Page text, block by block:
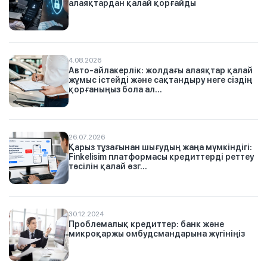
алаяқтардан қалай қорғайды
4.08.2026
Авто-айлакерлік: жолдағы алаяқтар қалай
жұмыс істейді және сақтандыру неге сіздің
қорғаныңыз бола ал...
26.07.2026
Қарыз тұзағынан шығудың жаңа мүмкіндігі:
Finkelisim платформасы кредиттерді реттеу
тәсілін қалай өзг...
30.12.2024
Проблемалық кредиттер: банк және
микроқаржы омбудсмандарына жүгініңіз